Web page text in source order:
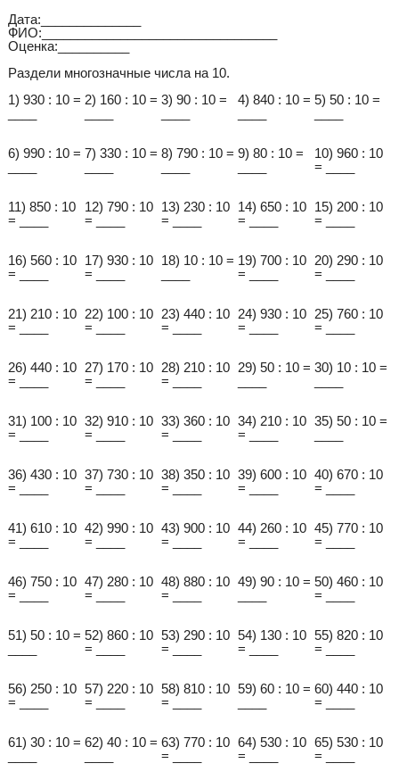
Дата:______________
ФИО:_________________________________
Оценка:__________
Раздели многозначные числа на 10.
1) 930 : 10 = 2) 160 : 10 = 3) 90 : 10 =
4) 840 : 10 = 5) 50 : 10 =
6) 990 : 10 = 7) 330 : 10 = 8) 790 : 10 = 9) 80 : 10 =
10) 960 : 10
= ____
11) 850 : 10
= ____
12) 790 : 10
= ____
13) 230 : 10
= ____
14) 650 : 10
= ____
15) 200 : 10
= ____
16) 560 : 10
= ____
17) 930 : 10
= ____
18) 10 : 10 = 19) 700 : 10
= ____
20) 290 : 10
= ____
21) 210 : 10
= ____
22) 100 : 10
= ____
23) 440 : 10
= ____
24) 930 : 10
= ____
25) 760 : 10
= ____
26) 440 : 10
= ____
27) 170 : 10
= ____
28) 210 : 10
= ____
29) 50 : 10 = 30) 10 : 10 =
31) 100 : 10
= ____
32) 910 : 10
= ____
33) 360 : 10
= ____
34) 210 : 10
= ____
35) 50 : 10 =
36) 430 : 10
= ____
37) 730 : 10
= ____
38) 350 : 10
= ____
39) 600 : 10
= ____
40) 670 : 10
= ____
41) 610 : 10
= ____
42) 990 : 10
= ____
43) 900 : 10
= ____
44) 260 : 10
= ____
45) 770 : 10
= ____
46) 750 : 10
= ____
47) 280 : 10
= ____
48) 880 : 10
= ____
49) 90 : 10 = 50) 460 : 10
= ____
51) 50 : 10 = 52) 860 : 10
= ____
53) 290 : 10
= ____
54) 130 : 10
= ____
55) 820 : 10
= ____
56) 250 : 10
= ____
57) 220 : 10
= ____
58) 810 : 10
= ____
59) 60 : 10 = 60) 440 : 10
= ____
61) 30 : 10 = 62) 40 : 10 = 63) 770 : 10
= ____
64) 530 : 10
= ____
65) 530 : 10
= ____